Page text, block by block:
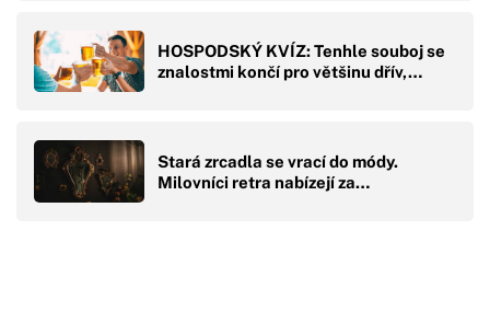
HOSPODSKÝ KVÍZ: Tenhle souboj se
znalostmi končí pro většinu dřív,…
Stará zrcadla se vrací do módy.
Milovníci retra nabízejí za…